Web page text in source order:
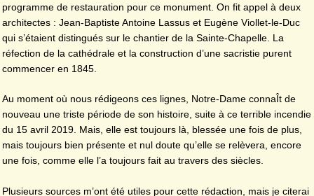
programme de restauration pour ce monument. On fit appel à deux
architectes : Jean-Baptiste Antoine Lassus et Eugène Viollet-le-Duc
qui s’étaient distingués sur le chantier de la Sainte-Chapelle. La
réfection de la cathédrale et la construction d’une sacristie purent
commencer en 1845.
Au moment où nous rédigeons ces lignes, Notre-Dame connaÎt de
nouveau une triste période de son histoire, suite à ce terrible incendie
du 15 avril 2019. Mais, elle est toujours là, blessée une fois de plus,
mais toujours bien présente et nul doute qu’elle se relèvera, encore
une fois, comme elle l’a toujours fait au travers des siècles.
Plusieurs sources m’ont été utiles pour cette rédaction, mais je citerai